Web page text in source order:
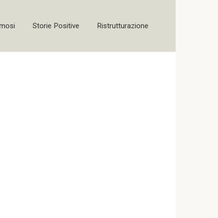
Storie Positive Ristrutturazione